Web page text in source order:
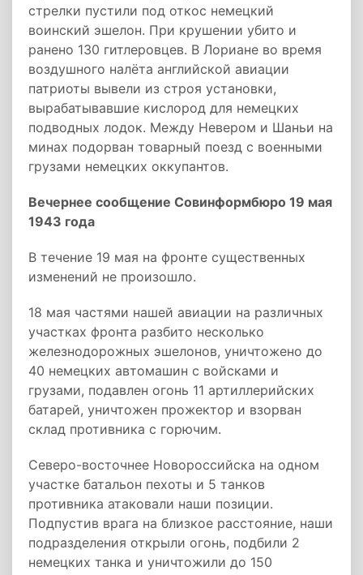
стрелки пустили под откос немецкий
воинский эшелон. При крушении убито и
ранено 130 гитлеровцев. В Лориане во время
воздушного налёта английской авиации
патриоты вывели из строя установки,
вырабатывавшие кислород для немецких
подводных лодок. Между Невером и Шаньи на
минах подорван товарный поезд с военными
грузами немецких оккупантов.
Вечернее сообщение Совинформбюро 19 мая
1943 года
В течение 19 мая на фронте существенных
изменений не произошло.
18 мая частями нашей авиации на различных
участках фронта разбито несколько
железнодорожных эшелонов, уничтожено до
40 немецких автомашин с войсками и
грузами, подавлен огонь 11 артиллерийских
батарей, уничтожен прожектор и взорван
склад противника с горючим.
Северо-восточнее Новороссийска на одном
участке батальон пехоты и 5 танков
противника атаковали наши позиции.
Подпустив врага на близкое расстояние, наши
подразделения открыли огонь, подбили 2
немецких танка и уничтожили до 150